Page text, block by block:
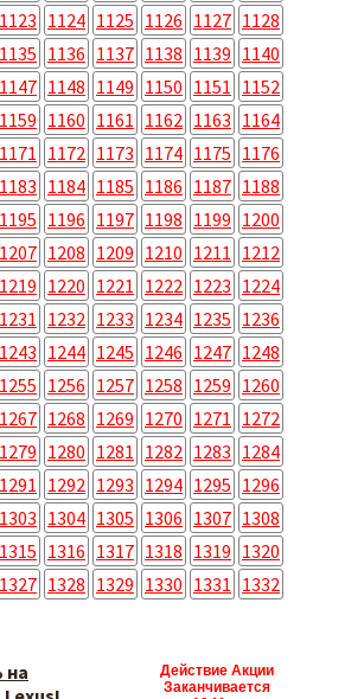
1123 1124 1125 1126 1127 1128
1135 1136 1137 1138 1139 1140
1147 1148 1149 1150 1151 1152
1159 1160 1161 1162 1163 1164
1171 1172 1173 1174 1175 1176
1183 1184 1185 1186 1187 1188
1195 1196 1197 1198 1199 1200
1207 1208 1209 1210 1211 1212
1219 1220 1221 1222 1223 1224
1231 1232 1233 1234 1235 1236
1243 1244 1245 1246 1247 1248
1255 1256 1257 1258 1259 1260
1267 1268 1269 1270 1271 1272
1279 1280 1281 1282 1283 1284
1291 1292 1293 1294 1295 1296
1303 1304 1305 1306 1307 1308
1315 1316 1317 1318 1319 1320
1327 1328 1329 1330 1331 1332
на
Действие Акции
Заканчивается